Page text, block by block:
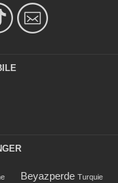
Beyazperde Turquie